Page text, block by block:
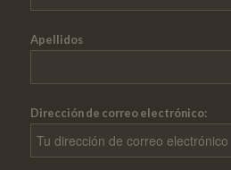
Apellidos
Dirección de correo electrónico: